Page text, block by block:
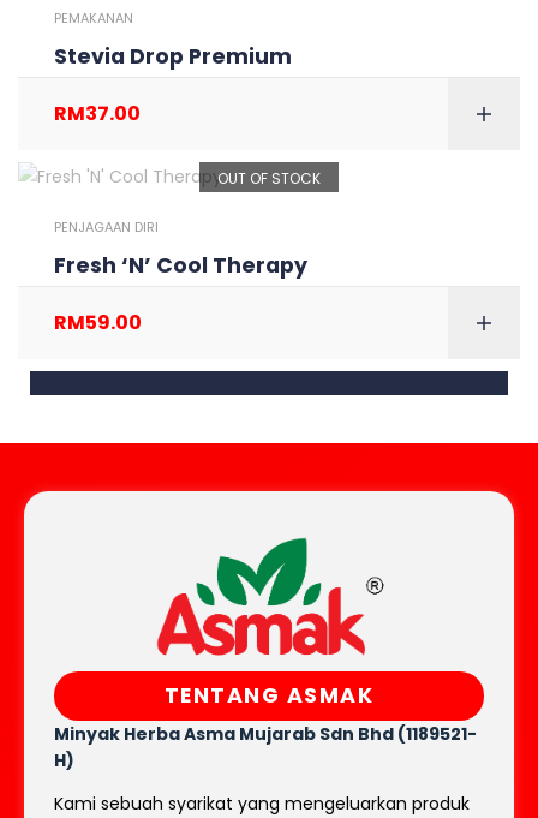
PEMAKANAN
Stevia Drop Premium
RM37.00
OUT OF STOCK
PENJAGAAN DIRI
Fresh ‘N’ Cool Therapy
RM59.00
TENTANG ASMAK
Minyak Herba Asma Mujarab Sdn Bhd (1189521-
H)
Kami sebuah syarikat yang mengeluarkan produk